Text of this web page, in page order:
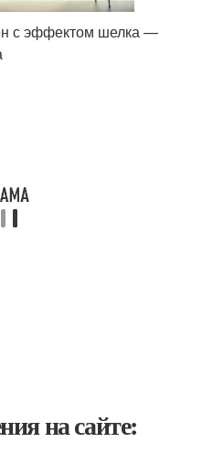
с эффектом шелка —
на сайте: